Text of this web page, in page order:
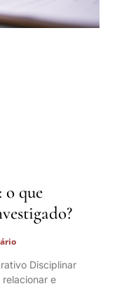
que
Disciplinar
relacionar e